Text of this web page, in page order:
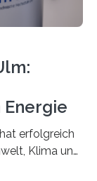
erfolgreich
Klima und